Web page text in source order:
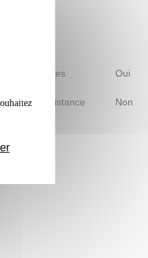
d'études Oui
à distance Non